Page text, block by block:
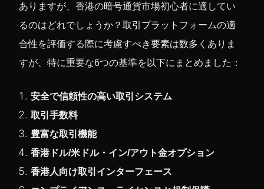
ありますが、香港の暗号通貨市場初心者に適してい
るのはどれでしょうか？取引プラットフォームの適
合性を評価する際に考慮すべき要素は数多くありま
すが、特に重要な6つの基準を以下にまとめました：
安全で信頼性の高い取引システム
取引手数料
豊富な取引機能
香港ドル/米ドル・イン/アウト金オプション
香港人向け取引インターフェース